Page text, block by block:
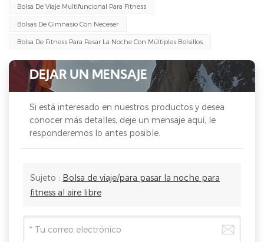
Bolsa De Viaje Multifuncional Para Fitness
Bolsas De Gimnasio Con Neceser
Bolsa De Fitness Para Pasar La Noche Con Múltiples Bolsillos
DEJAR UN MENSAJE
Si está interesado en nuestros productos y desea
conocer más detalles, deje un mensaje aquí, le
responderemos lo antes posible.
Sujeto : Bolsa de viaje/para pasar la noche para
fitness al aire libre